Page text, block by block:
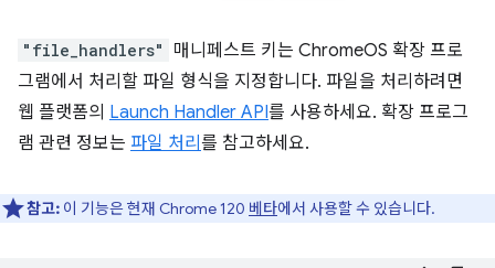
"file_handlers"
매니페스트 키는 ChromeOS 확장 프로
그램에서 처리할 파일 형식을 지정합니다. 파일을 처리하려면
웹 플랫폼의 Launch Handler API를 사용하세요. 확장 프로그
램 관련 정보는 파일 처리 를 참고하세요.
참고: 이 기능은 현재 Chrome 120 베타에서 사용할 수 있습니다.